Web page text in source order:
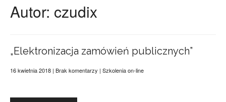
Autor: czudix
„Elektronizacja zamówień publicznych”
16 kwietnia 2018 | Brak komentarzy | Szkolenia on-line